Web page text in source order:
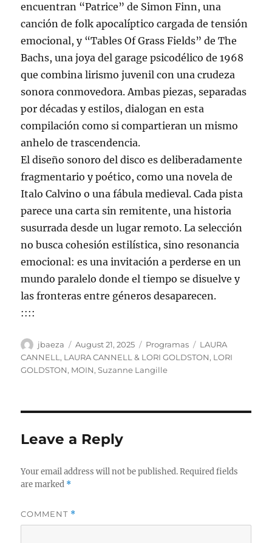
encuentran “Patrice” de Simon Finn, una
canción de folk apocalíptico cargada de tensión
emocional, y “Tables Of Grass Fields” de The
Bachs, una joya del garage psicodélico de 1968
que combina lirismo juvenil con una crudeza
sonora conmovedora. Ambas piezas, separadas
por décadas y estilos, dialogan en esta
compilación como si compartieran un mismo
anhelo de trascendencia.
El diseño sonoro del disco es deliberadamente
fragmentario y poético, como una novela de
Italo Calvino o una fábula medieval. Cada pista
parece una carta sin remitente, una historia
susurrada desde un lugar remoto. La selección
no busca cohesión estilística, sino resonancia
emocional: es una invitación a perderse en un
mundo paralelo donde el tiempo se disuelve y
las fronteras entre géneros desaparecen.
::::
Author
jbaeza
Posted
on
August 21, 2025 Categories
Programas Tags
LAURA
CANNELL , LAURA CANNELL & LORI GOLDSTON, LORI
GOLDSTON, MOIN,Suzanne Langille
Leave a Reply
Your email address will not be published. Required fields
are marked *
COMMENT *